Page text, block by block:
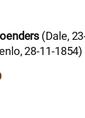
(Dale,
28-11-1854)